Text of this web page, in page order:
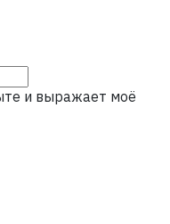
и выражает моё